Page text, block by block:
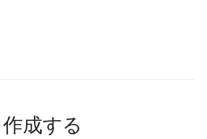
成する